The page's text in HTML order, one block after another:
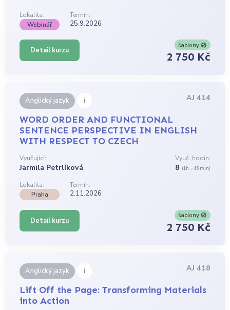
Lokalita:
Termín:
Webinář
25.9.2026
Detail kurzu
šablony
2 750 Kč
Anglický jazyk i AJ 414
WORD ORDER AND FUNCTIONAL
SENTENCE PERSPECTIVE IN ENGLISH
WITH RESPECT TO CZECH
Vyučující:
Jarmila Petrlíková
Vyuč. hodin:
8 (1h = 45 min)
Lokalita:
Termín:
Praha
2.11.2026
Detail kurzu
šablony
2 750 Kč
Anglický jazyk i AJ 418
Lift Off the Page: Transforming Materials
into Action